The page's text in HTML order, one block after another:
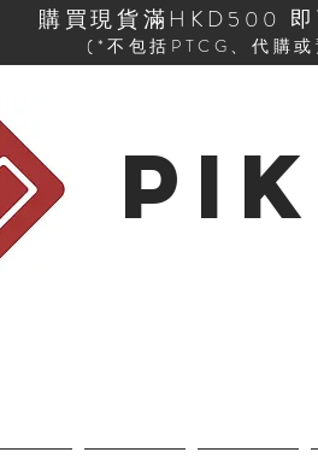
購買現貨滿HKD500
(*不包括PTCG、代購